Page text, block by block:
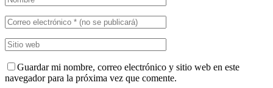
Guardar mi nombre, correo electrónico y sitio web en este
navegador para la próxima vez que comente.